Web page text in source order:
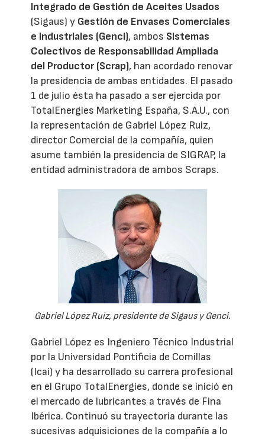
Integrado de Gestión de Aceites Usados
(Sigaus) y Gestión de Envases Comerciales
e Industriales (Genci), ambos Sistemas
Colectivos de Responsabilidad Ampliada
del Productor (Scrap), han acordado renovar
la presidencia de ambas entidades. El pasado
1 de julio ésta ha pasado a ser ejercida por
TotalEnergies Marketing España, S.A.U., con
la representación de Gabriel López Ruiz,
director Comercial de la compañía, quien
asume también la presidencia de SIGRAP, la
entidad administradora de ambos Scraps.
Gabriel López Ruiz, presidente de Sigaus y Genci.
Gabriel López es Ingeniero Técnico Industrial
por la Universidad Pontificia de Comillas
(Icai) y ha desarrollado su carrera profesional
en el Grupo TotalEnergies, donde se inició en
el mercado de lubricantes a través de Fina
Ibérica. Continuó su trayectoria durante las
sucesivas adquisiciones de la compañía a lo